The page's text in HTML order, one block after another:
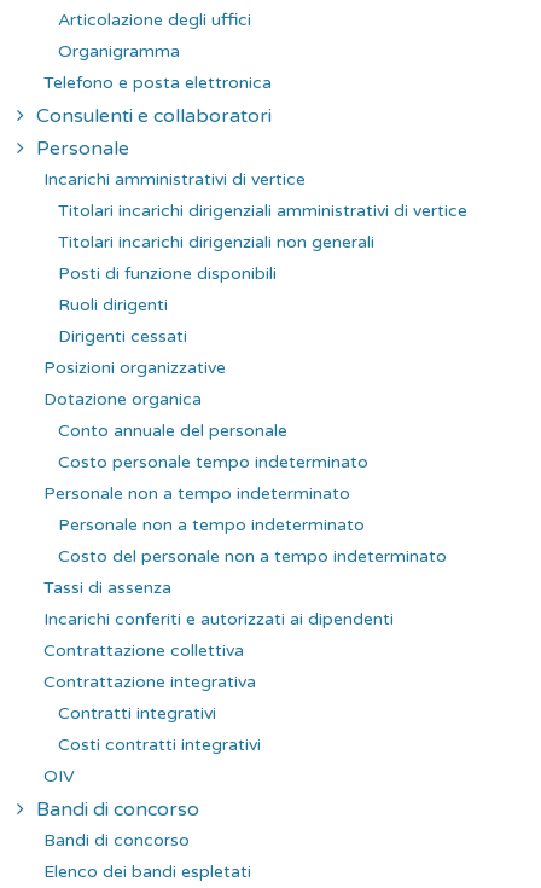
Articolazione degli uffici
Organigramma
Telefono e posta elettronica
Consulenti e collaboratori
Personale
Incarichi amministrativi di vertice
Titolari incarichi dirigenziali amministrativi di vertice
Titolari incarichi dirigenziali non generali
Posti di funzione disponibili
Ruoli dirigenti
Dirigenti cessati
Posizioni organizzative
Dotazione organica
Conto annuale del personale
Costo personale tempo indeterminato
Personale non a tempo indeterminato
Personale non a tempo indeterminato
Costo del personale non a tempo indeterminato
Tassi di assenza
Incarichi conferiti e autorizzati ai dipendenti
Contrattazione collettiva
Contrattazione integrativa
Contratti integrativi
Costi contratti integrativi
OIV
Bandi di concorso
Bandi di concorso
Elenco dei bandi espletati